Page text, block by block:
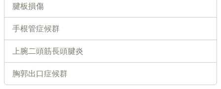
腱板損傷
手根管症候群
上腕二頭筋長頭腱炎
胸郭出口症候群